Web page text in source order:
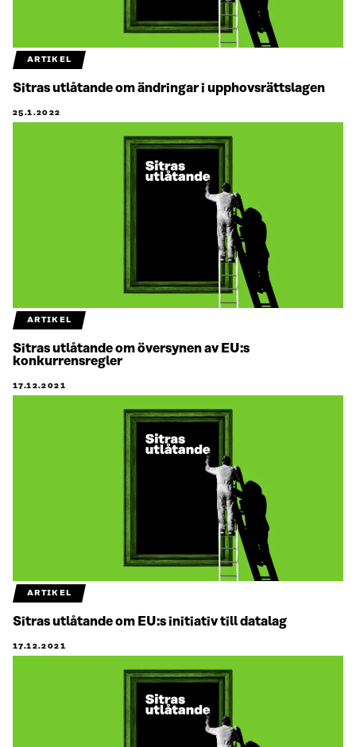
ARTIKEL
Sitras utlåtande om ändringar i upphovsrättslagen
25.1.2022
ARTIKEL
Sitras utlåtande om översynen av EU:s
konkurrensregler
17.12.2021
ARTIKEL
Sitras utlåtande om EU:s initiativ till datalag
17.12.2021